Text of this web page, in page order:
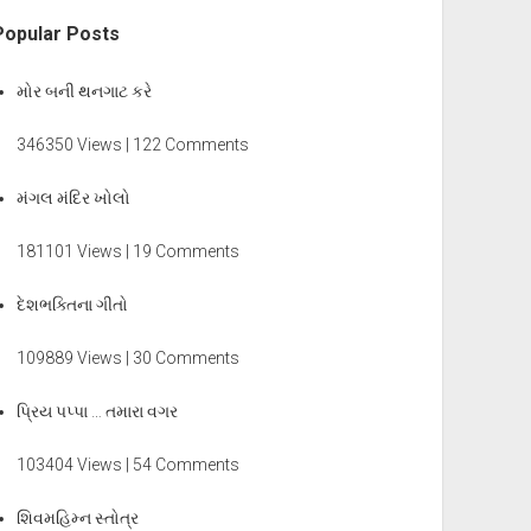
Posts
મોર બની થનગાટ કરે
346350 Views | 122 Comments
મંગલ મંદિર ખોલો
181101 Views | 19 Comments
દેશભક્તિના ગીતો
109889 Views | 30 Comments
પ્રિય પપ્પા … તમારા વગર
103404 Views | 54 Comments
શિવમહિમ્ન સ્તોત્ર